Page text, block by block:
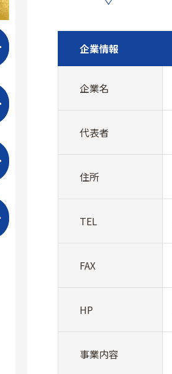
企業情報
企業名
代表者
住所
TEL
FAX
HP
事業内容